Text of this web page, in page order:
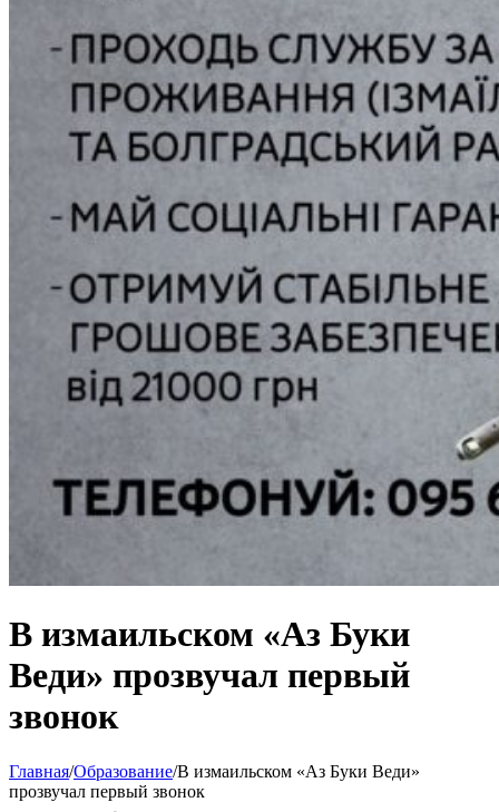
В измаильском «Аз Буки
Веди» прозвучал первый
звонок
Главная/Образование/В измаильском «Аз Буки Веди»
прозвучал первый звонок